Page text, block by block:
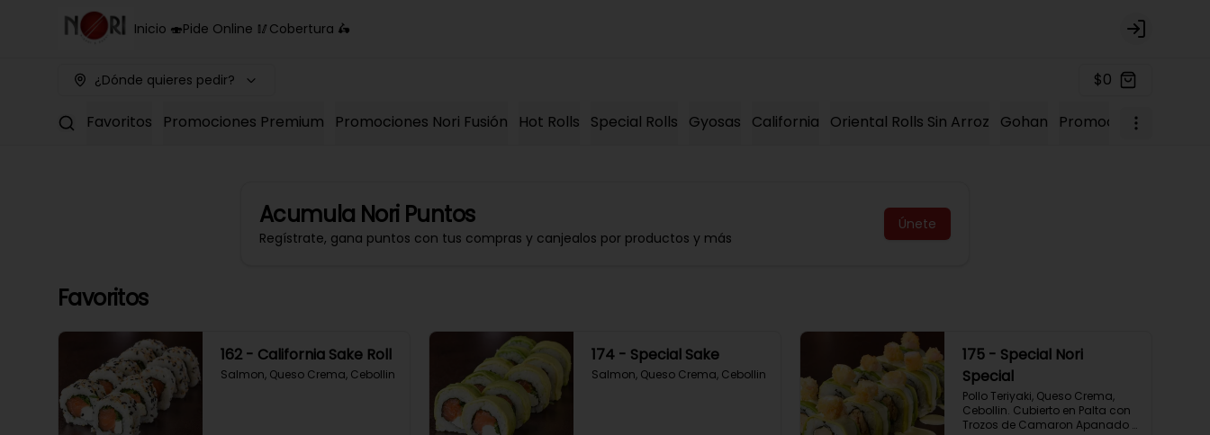
Inicio 🍣Pide Online 🥢 Cobertura 🛵 Login
¿Dónde quieres pedir? $0
Favoritos Promociones Premium Promociones Nori Fusión Hot Rolls Special Rolls Gyosas California Oriental Rolls Sin Arroz Gohan Promociones 2023
Acumula Nori Puntos
Regístrate, gana puntos con tus compras y canjealos por productos y más
Únete
Favoritos
162 - California Sake Roll
Salmon, Queso Crema, Cebollin
174 - Special Sake
Salmon, Queso Crema, Cebollin
175 - Special Nori
Special
Pollo Teriyaki, Queso Crema,
Cebollin. Cubierto en Palta con
Trozos de Camaron Apanado